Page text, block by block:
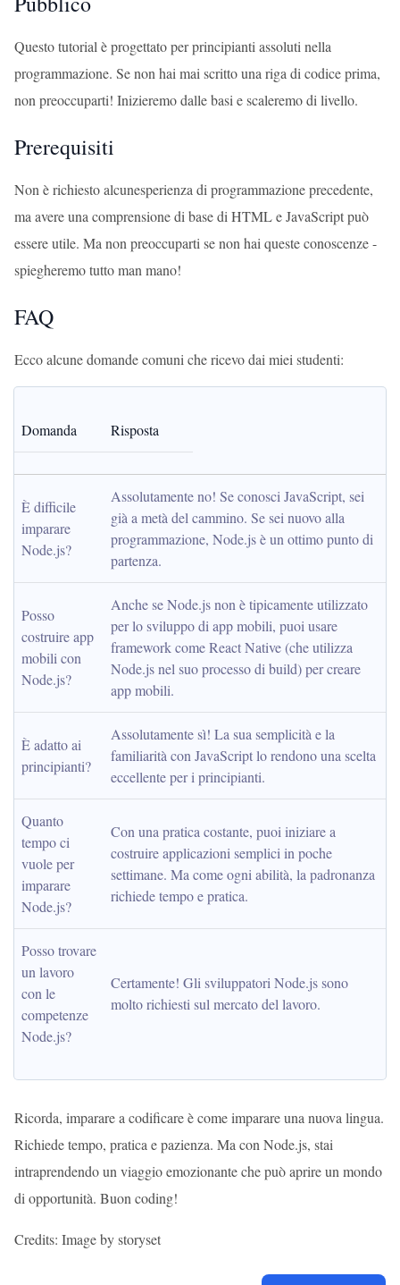
Questo tutorial è progettato per principianti assoluti nella
programmazione. Se non hai mai scritto una riga di codice prima,
non preoccuparti! Inizieremo dalle basi e scaleremo di livello.
Prerequisiti
Non è richiesto alcunesperienza di programmazione precedente,
ma avere una comprensione di base di HTML e JavaScript può
essere utile. Ma non preoccuparti se non hai queste conoscenze -
spiegheremo tutto man mano!
FAQ
Ecco alcune domande comuni che ricevo dai miei studenti:
Domanda Risposta
È difficile
imparare
Node.js?
Assolutamente no! Se conosci JavaScript, sei
già a metà del cammino. Se sei nuovo alla
programmazione, Node.js è un ottimo punto di
partenza.
Posso
costruire app
mobili con
Node.js?
Anche se Node.js non è tipicamente utilizzato
per lo sviluppo di app mobili, puoi usare
framework come React Native (che utilizza
Node.js nel suo processo di build) per creare
app mobili.
È adatto ai
principianti?
Assolutamente sì! La sua semplicità e la
familiarità con JavaScript lo rendono una scelta
eccellente per i principianti.
Quanto
tempo ci
vuole per
imparare
Node.js?
Con una pratica costante, puoi iniziare a
costruire applicazioni semplici in poche
settimane. Ma come ogni abilità, la padronanza
richiede tempo e pratica.
Posso trovare
un lavoro
con le
competenze
Node.js?
Certamente! Gli sviluppatori Node.js sono
molto richiesti sul mercato del lavoro.
Ricorda, imparare a codificare è come imparare una nuova lingua.
Richiede tempo, pratica e pazienza. Ma con Node.js, stai
intraprendendo un viaggio emozionante che può aprire un mondo
di opportunità. Buon coding!
Credits: Image by storyset